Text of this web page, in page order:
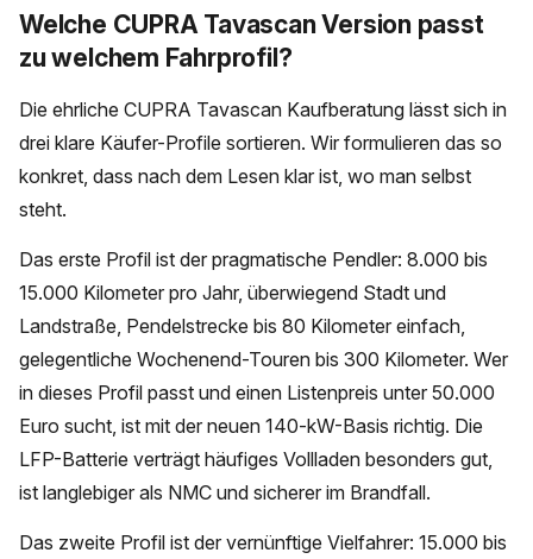
Welche CUPRA Tavascan Version passt
zu welchem Fahrprofil?
Die ehrliche CUPRA Tavascan Kaufberatung lässt sich in
drei klare Käufer-Profile sortieren. Wir formulieren das so
konkret, dass nach dem Lesen klar ist, wo man selbst
steht.
Das erste Profil ist der pragmatische Pendler: 8.000 bis
15.000 Kilometer pro Jahr, überwiegend Stadt und
Landstraße, Pendelstrecke bis 80 Kilometer einfach,
gelegentliche Wochenend-Touren bis 300 Kilometer. Wer
in dieses Profil passt und einen Listenpreis unter 50.000
Euro sucht, ist mit der neuen 140-kW-Basis richtig. Die
LFP-Batterie verträgt häufiges Vollladen besonders gut,
ist langlebiger als NMC und sicherer im Brandfall.
Das zweite Profil ist der vernünftige Vielfahrer: 15.000 bis